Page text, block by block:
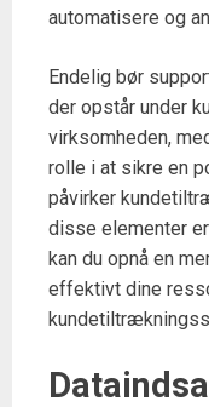
automatisere og
Endelig bør
der opstår under
virksomheden,
rolle i at sikre en
påvirker
disse elementer
kan du opnå en
effektivt dine